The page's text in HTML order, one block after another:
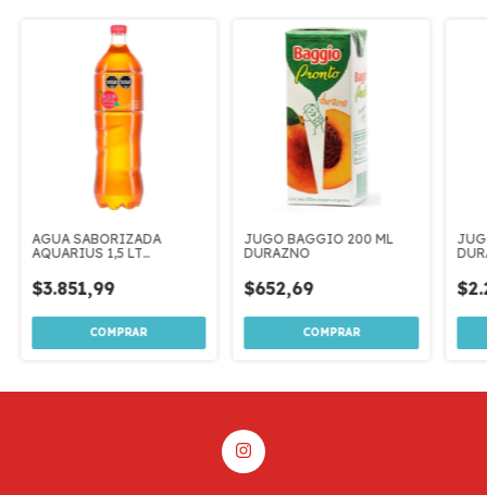
AGUA SABORIZADA
AQUARIUS 1,5 LT
$3.851,99
JUGO BAGGIO 200 ML
DURAZNO
$652,69